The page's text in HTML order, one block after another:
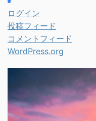
ログイン
投稿フィード
コメントフィード
WordPress.org